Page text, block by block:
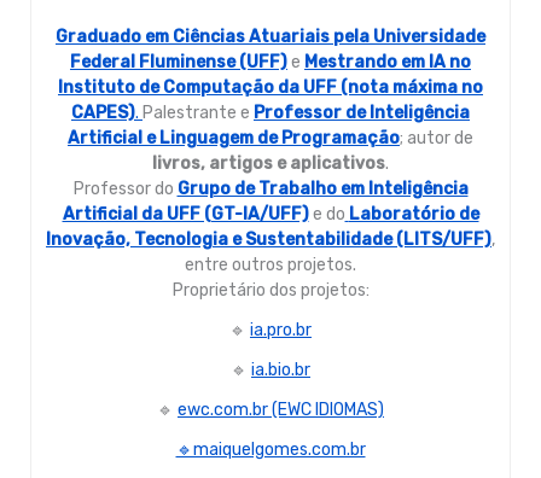
Graduado em Ciências Atuariais pela Universidade
Federal Fluminense (UFF)e Mestrando em IA no
Instituto de Computação da UFF (nota máxima no
CAPES). Palestrante e Professor de Inteligência
Artificial e Linguagem de Programação; autor de
livros, artigos e aplicativos.
Professor do Grupo de Trabalho em Inteligência
Artificial da UFF (GT-IA/UFF)e do Laboratório de
Inovação, Tecnologia e Sustentabilidade (LITS/UFF),
entre outros projetos.
Proprietário dos projetos:
🔹 ia.pro.br
🔹 ia.bio.br
🔹 ewc.com.br (EWC IDIOMAS)
🔹maiquelgomes.com.br